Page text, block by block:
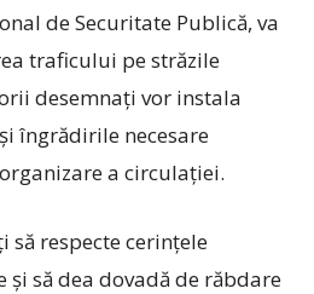
de Securitate Publică, va
traficului pe străzile
desemnați vor instala
îngrădirile necesare
a circulației.
să respecte cerințele
să dea dovadă de răbdare